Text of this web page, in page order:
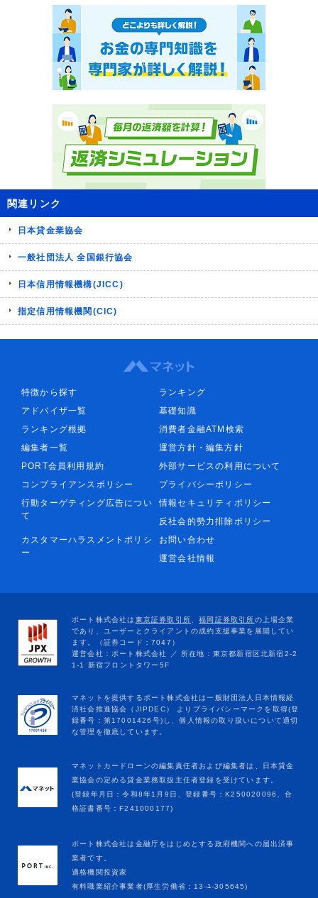
関連リンク
日本貸金業協会
一般社団法人 全国銀行協会
日本信用情報機構(JICC)
指定信用情報機関(CIC)
特徴から探す
ランキング
アドバイザ一覧
基礎知識
ランキング根拠
消費者金融ATM検索
編集者一覧
運営方針・編集方針
PORT会員利用規約
外部サービスの利用について
コンプライアンスポリシー
プライバシーポリシー
行動ターゲティング広告につい
て
情報セキュリティポリシー
反社会的勢力排除ポリシー
カスタマーハラスメントポリシ
ー
お問い合わせ
運営会社情報
マネットカードローンの編集責任者および編集者は、日本貸金
業協会の定める貸金業務取扱主任者登録を受けています。
(登録年月日：令和8年1月9日、登録番号：K250020096、合
格証書番号：F241000177)
ポート株式会社は金融庁をはじめとする政府機関への届出済事
業者です。
適格機関投資家
有料職業紹介事業者(厚生労働省：13-ﾕ-305645)